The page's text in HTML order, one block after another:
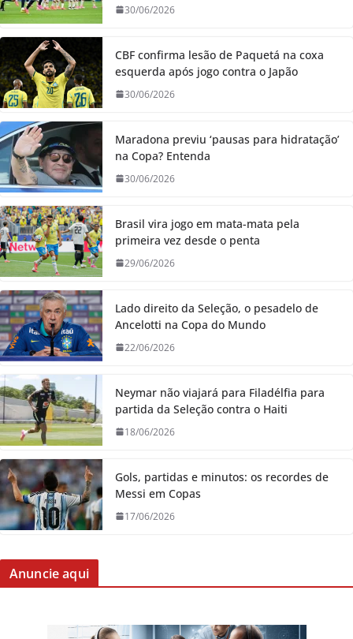
30/06/2026
CBF confirma lesão de Paquetá na coxa
esquerda após jogo contra o Japão
30/06/2026
Maradona previu ‘pausas para hidratação’
na Copa? Entenda
30/06/2026
Brasil vira jogo em mata-mata pela
primeira vez desde o penta
29/06/2026
Lado direito da Seleção, o pesadelo de
Ancelotti na Copa do Mundo
22/06/2026
Neymar não viajará para Filadélfia para
partida da Seleção contra o Haiti
18/06/2026
Gols, partidas e minutos: os recordes de
Messi em Copas
17/06/2026
Anuncie aqui